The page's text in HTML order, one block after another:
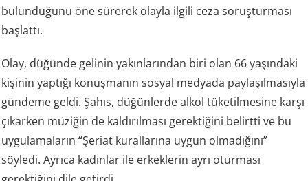
bulunduğunu öne sürerek olayla ilgili ceza soruşturması
başlattı.
Olay, düğünde gelinin yakınlarından biri olan 66 yaşındaki
kişinin yaptığı konuşmanın sosyal medyada paylaşılmasıyla
gündeme geldi. Şahıs, düğünlerde alkol tüketilmesine karşı
çıkarken müziğin de kaldırılması gerektiğini belirtti ve bu
uygulamaların “Şeriat kurallarına uygun olmadığını”
söyledi. Ayrıca kadınlar ile erkeklerin ayrı oturması